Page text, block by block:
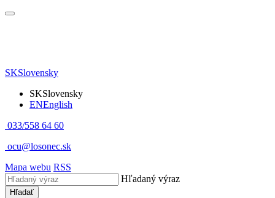
SKSlovensky
SKSlovensky
ENEnglish
033/558 64 60
ocu@losonec.sk
Mapa webu RSS
Hľadaný výraz
Hľadať